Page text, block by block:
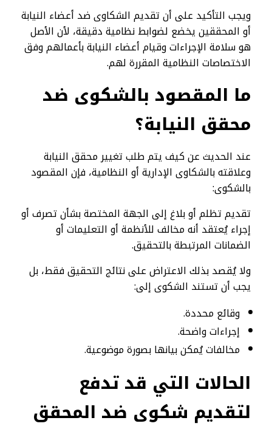
ويجب التأكيد على أن تقديم الشكاوى ضد أعضاء النيابة
أو المحققين يخضع لضوابط نظامية دقيقة، لأن الأصل
هو سلامة الإجراءات وقيام أعضاء النيابة بأعمالهم وفق
الاختصاصات النظامية المقررة لهم.
ما المقصود بالشكوى ضد
محقق النيابة؟
عند الحديث عن كيف يتم طلب تغيير محقق النيابة
وعلاقته بالشكاوى الإدارية أو النظامية، فإن المقصود
بالشكوى:
تقديم تظلم أو بلاغ إلى الجهة المختصة بشأن تصرف أو
إجراء يُعتقد أنه مخالف للأنظمة أو التعليمات أو
الضمانات المرتبطة بالتحقيق.
ولا يُقصد بذلك الاعتراض على نتائج التحقيق فقط، بل
يجب أن تستند الشكوى إلى:
وقائع محددة.
إجراءات واضحة.
مخالفات يُمكن بيانها بصورة موضوعية.
الحالات التي قد تدفع
لتقديم شكوى ضد المحقق